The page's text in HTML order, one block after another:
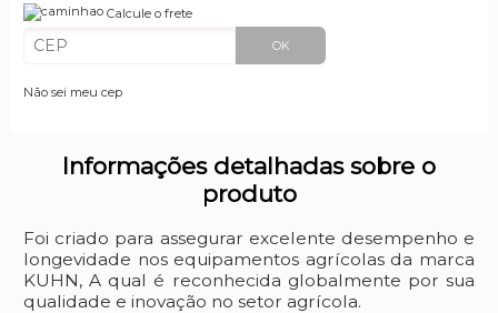
Calcule o frete
OK
Não sei meu cep
Informações detalhadas sobre o
produto
Foi criado para assegurar excelente desempenho e
longevidade nos equipamentos agrícolas da marca
KUHN, A qual é reconhecida globalmente por sua
qualidade e inovação no setor agrícola.